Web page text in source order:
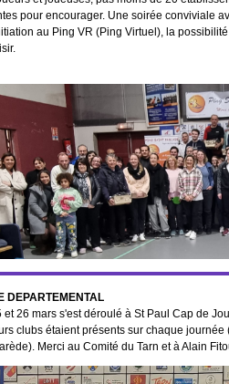
pour encourager. Une soirée conviviale
au Ping VR (Ping Virtuel), la
DEPARTEMENTAL
et 26 mars s'est déroulé à St Paul Cap de
clubs étaient présents sur chaque
Merci au Comité du Tarn et à Alain